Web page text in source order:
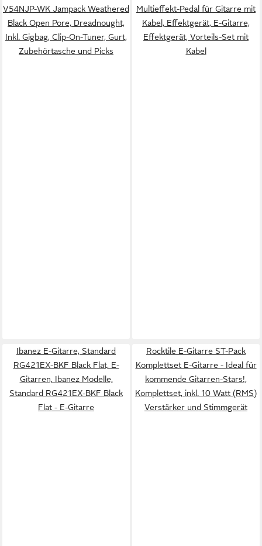
V54NJP-WK Jampack Weathered
Black Open Pore, Dreadnought,
Inkl. Gigbag, Clip-On-Tuner, Gurt,
Zubehörtasche und Picks
Multieffekt-Pedal für Gitarre mit
Kabel, Effektgerät, E-Gitarre,
Effektgerät, Vorteils-Set mit
Kabel
Ibanez E-Gitarre, Standard
RG421EX-BKF Black Flat, E-
Gitarren, Ibanez Modelle,
Standard RG421EX-BKF Black
Flat - E-Gitarre
Rocktile E-Gitarre ST-Pack
Komplettset E-Gitarre - Ideal für
kommende Gitarren-Stars!,
Komplettset, inkl. 10 Watt (RMS)
Verstärker und Stimmgerät